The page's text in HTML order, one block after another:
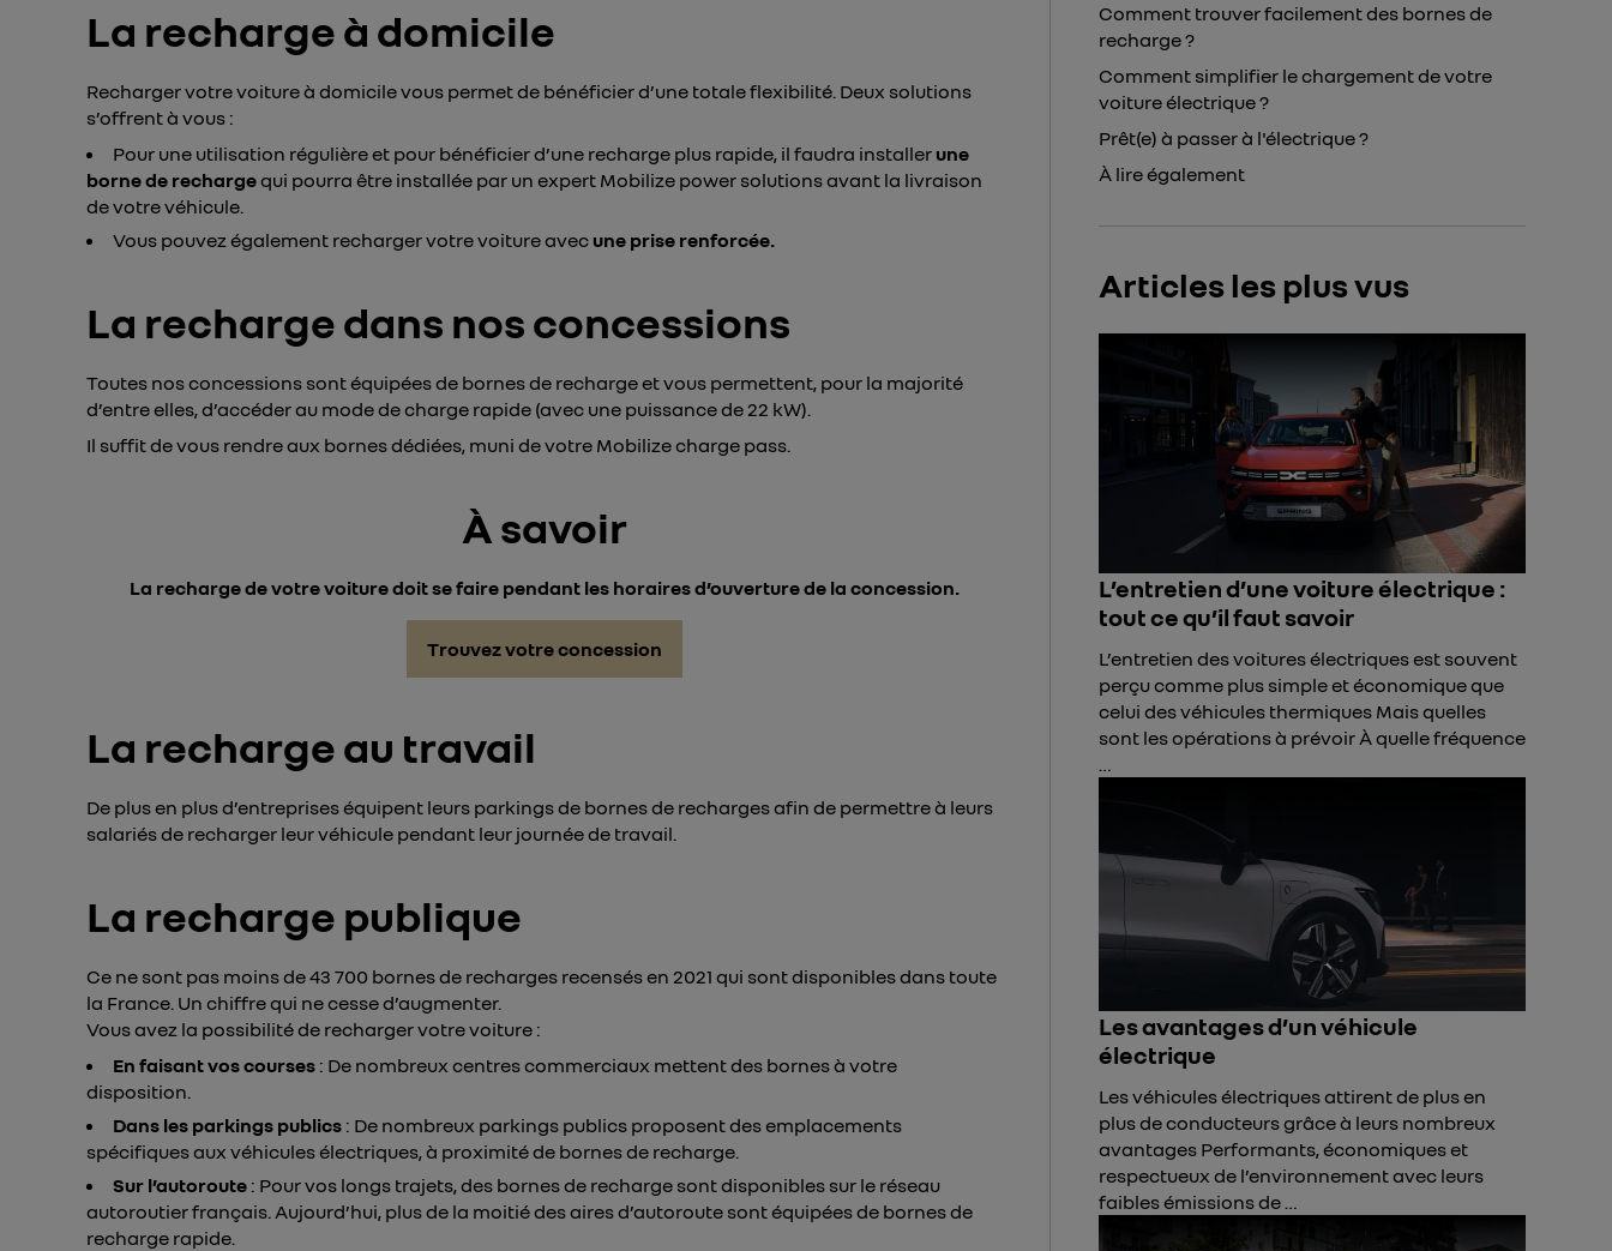
La recharge à domicile
Recharger votre voiture à domicile vous permet de bénéficier d’une totale flexibilité. Deux solutions
s’offrent à vous :
Pour une utilisation régulière et pour bénéficier d’une recharge plus rapide, il faudra installer une
borne de rechargequi pourra être installée par un expert Mobilize power solutions avant la livraison
de votre véhicule.
Vous pouvez également recharger votre voiture avec une prise renforcée.
La recharge dans nos concessions
Toutes nos concessions sont équipées de bornes de recharge et vous permettent, pour la majorité
d’entre elles, d’accéder au mode de charge rapide (avec une puissance de 22 kW).
Il suffit de vous rendre aux bornes dédiées, muni de votre Mobilize charge pass.
À savoir
La recharge de votre voiture doit se faire pendant les horaires d’ouverture de la concession.
Trouvez votre concession
La recharge au travail
De plus en plus d’entreprises équipent leurs parkings de bornes de recharges afin de permettre à leurs
salariés de recharger leur véhicule pendant leur journée de travail.
La recharge publique
Ce ne sont pas moins de 43 700 bornes de recharges recensés en 2021 qui sont disponibles dans toute
la France. Un chiffre qui ne cesse d’augmenter.
Vous avez la possibilité de recharger votre voiture :
En faisant vos courses : De nombreux centres commerciaux mettent des bornes à votre
disposition.
Dans les parkings publics : De nombreux parkings publics proposent des emplacements
spécifiques aux véhicules électriques, à proximité de bornes de recharge.
Sur l’autoroute : Pour vos longs trajets, des bornes de recharge sont disponibles sur le réseau
autoroutier français. Aujourd’hui, plus de la moitié des aires d’autoroute sont équipées de bornes de
recharge rapide.
Comment trouver facilement des bornes de
recharge ?
Comment simplifier le chargement de votre
voiture électrique ?
Prêt(e) à passer à l'électrique ?
À lire également
Articles les plus vus
L’entretien d’une voiture électrique :
tout ce qu’il faut savoir
L’entretien des voitures électriques est souvent
perçu comme plus simple et économique que
celui des véhicules thermiques Mais quelles
sont les opérations à prévoir À quelle fréquence
…
Les avantages d’un véhicule
électrique
Les véhicules électriques attirent de plus en
plus de conducteurs grâce à leurs nombreux
avantages Performants, économiques et
respectueux de l’environnement avec leurs
faibles émissions de …